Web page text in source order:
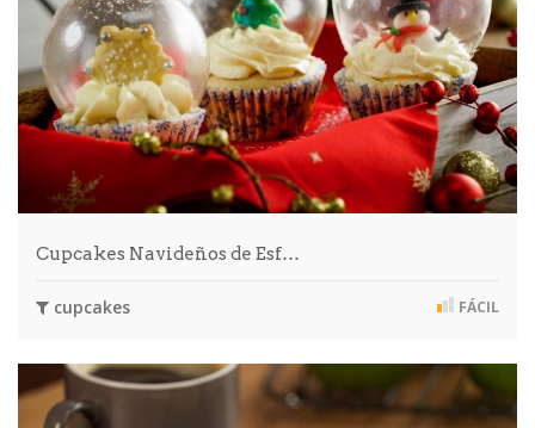
Cupcakes Navideños de Esf…
cupcakes FÁCIL